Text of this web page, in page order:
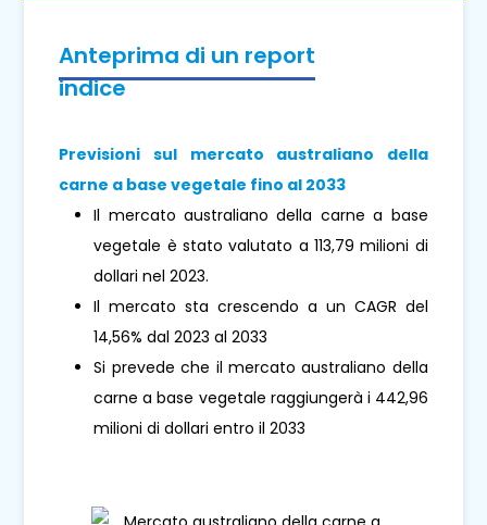
Anteprima di un report
indice
Previsioni sul mercato australiano della
carne a base vegetale fino al 2033
Il mercato australiano della carne a base
vegetale è stato valutato a 113,79 milioni di
dollari nel 2023.
Il mercato sta crescendo a un CAGR del
14,56% dal 2023 al 2033
Si prevede che il mercato australiano della
carne a base vegetale raggiungerà i 442,96
milioni di dollari entro il 2033